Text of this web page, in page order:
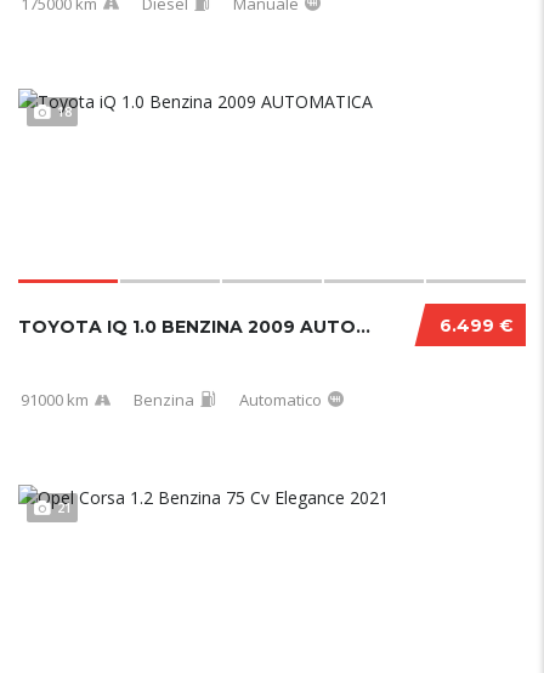
18
6.499 €
TOYOTA IQ 1.0 BENZINA 2009 AUTOMATICA
91000 km Benzina Automatico
21